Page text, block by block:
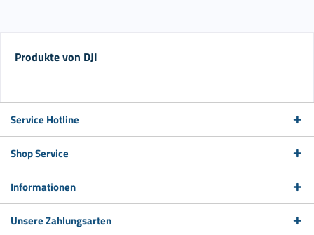
Produkte von DJI
Service Hotline
Shop Service
Informationen
Unsere Zahlungsarten